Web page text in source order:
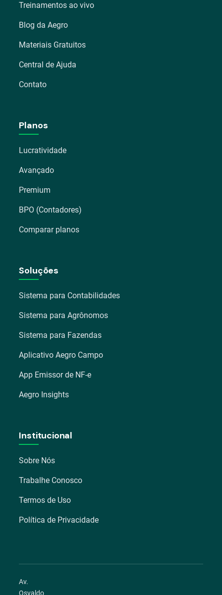
Treinamentos ao vivo
Blog da Aegro
Materiais Gratuitos
Central de Ajuda
Contato
Planos
Lucratividade
Avançado
Premium
BPO (Contadores)
Comparar planos
Soluções
Sistema para Contabilidades
Sistema para Agrônomos
Sistema para Fazendas
Aplicativo Aegro Campo
App Emissor de NF-e
Aegro Insights
Institucional
Sobre Nós
Trabalhe Conosco
Termos de Uso
Política de Privacidade
Av.
Osvaldo